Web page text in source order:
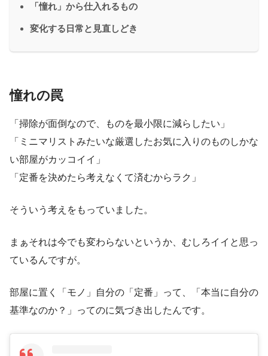
「憧れ」から仕入れるもの
変化する日常と見直しどき
憧れの罠
「掃除が面倒なので、ものを最小限に減らしたい」
「ミニマリストみたいな厳選したお気に入りのものしかな
い部屋がカッコイイ」
「定番を決めたら考えなくて済むからラク」
そういう考えをもっていました。
まぁそれは今でも変わらないというか、むしろイイと思っ
ているんですが。
部屋に置く「モノ」自分の「定番」って、「本当に自分の
基準なのか？」ってのに気づき出したんです。